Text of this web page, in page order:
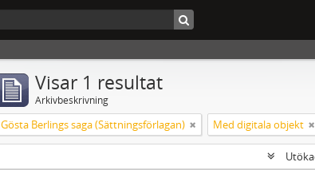
Visar 1 resultat
Arkivbeskrivning
Gösta Berlings saga (Sättningsförlagan) Med digitala objekt